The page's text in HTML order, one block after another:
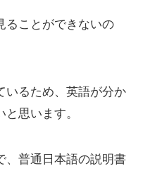
ることができないの
いるため、英語が分か
思います。
、普通日本語の説明書